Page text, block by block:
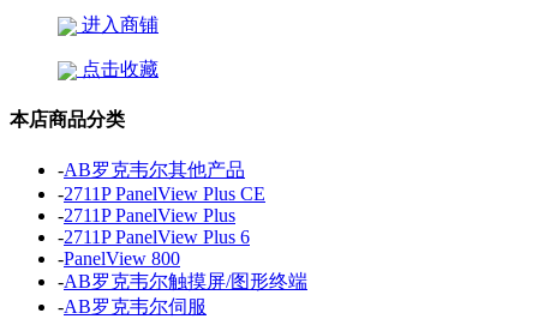
进入商铺
点击收藏
本店商品分类
-AB罗克韦尔其他产品
-2711P PanelView Plus CE
-2711P PanelView Plus
-2711P PanelView Plus 6
-PanelView 800
-AB罗克韦尔触摸屏/图形终端
-AB罗克韦尔伺服